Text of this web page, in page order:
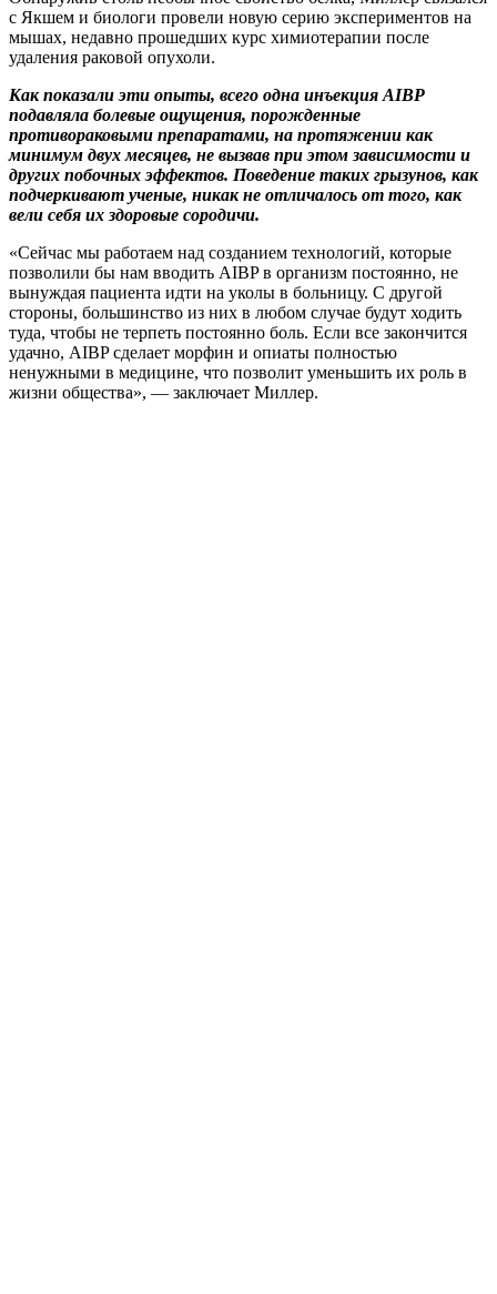
с Якшем и биологи провели новую серию экспериментов на
мышах, недавно прошедших курс химиотерапии после
удаления раковой опухоли.
Как показали эти опыты, всего одна инъекция AIBP
подавляла болевые ощущения, порожденные
противораковыми препаратами, на протяжении как
минимум двух месяцев, не вызвав при этом зависимости и
других побочных эффектов. Поведение таких грызунов, как
подчеркивают ученые, никак не отличалось от того, как
вели себя их здоровые сородичи.
«Сейчас мы работаем над созданием технологий, которые
позволили бы нам вводить AIBP в организм постоянно, не
вынуждая пациента идти на уколы в больницу. С другой
стороны, большинство из них в любом случае будут ходить
туда, чтобы не терпеть постоянно боль. Если все закончится
удачно, AIBP сделает морфин и опиаты полностью
ненужными в медицине, что позволит уменьшить их роль в
жизни общества», — заключает Миллер.